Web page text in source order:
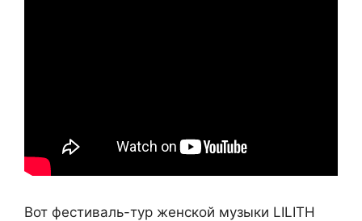
Вот фестиваль-тур женской музыки LILITH